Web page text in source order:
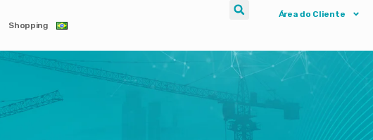
Shopping
Área do Cliente